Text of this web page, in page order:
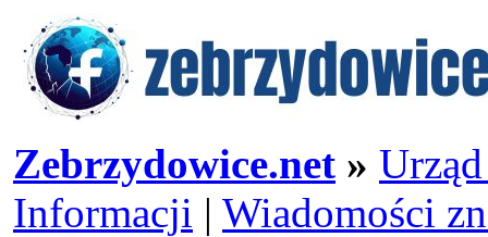
Zebrzydowice.net »
Informacji | Wiadomości